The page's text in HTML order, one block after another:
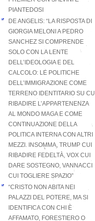
PIANTEDOSI
DE ANGELIS: “LA RISPOSTA DI
GIORGIA MELONI A PEDRO
SANCHEZ SI COMPRENDE
SOLO CON LA LENTE
DELL’IDEOLOGIA E DEL
CALCOLO: LE POLITICHE
DELL’IMMIGRAZIONE COME
TERRENO IDENTITARIO SU CUI
RIBADIRE L’APPARTENENZA
AL MONDO MAGA E COME
CONTINUAZIONE DELLA
POLITICA INTERNA CON ALTRI
MEZZI. INSOMMA, TRUMP CUI
RIBADIRE FEDELTÀ, VOX CUI
DARE SOSTEGNO, VANNACCI
CUI TOGLIERE SPAZIO”
“CRISTO NON ABITA NEI
PALAZZI DEL POTERE, MA SI
IDENTIFICA CON CHI È
AFFAMATO, FORESTIERO O